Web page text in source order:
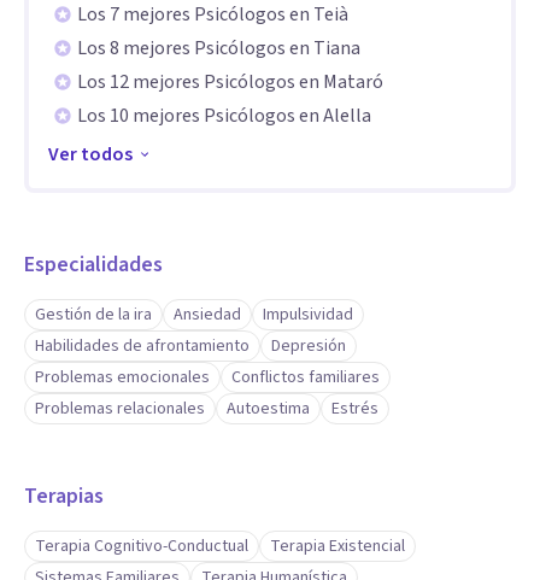
Los 7 mejores Psicólogos en Teià
Los 8 mejores Psicólogos en Tiana
Los 12 mejores Psicólogos en Mataró
Los 10 mejores Psicólogos en Alella
Ver todos
Especialidades
Gestión de la ira Ansiedad
Impulsividad
Habilidades de afrontamiento
Depresión
Problemas emocionales
Conflictos familiares
Problemas relacionales
Autoestima Estrés
Terapias
Terapia Cognitivo-Conductual
Terapia Existencial